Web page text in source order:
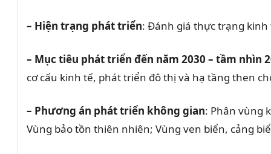
– Hiện trạng phát triển: Đánh giá thực trạng kinh
– Mục tiêu phát triển đến năm 2030 – tầm nhìn
cơ cấu kinh tế, phát triển đô thị và hạ tầng then
– Phương án phát triển không gian: Phân vùng
Vùng bảo tồn thiên nhiên; Vùng ven biển, cảng